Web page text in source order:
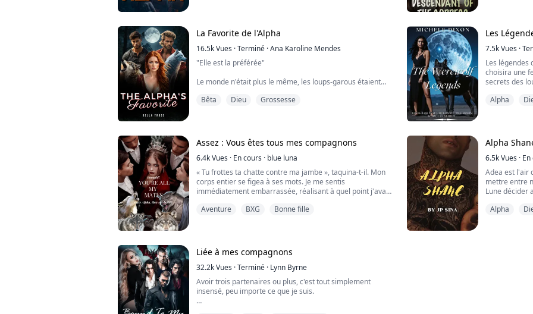
condamnées, Alana, une jeune sorcière orpheline sans
magie, se retrouve impliquée...
La Favorite de l'Alpha
16.5kVues ·Terminé ·Ana Karoline Mendes
"Elle est la préférée"
Le monde n'était plus le même, les loups-garous étaient
n'était pas différent pour Susan. Une belle femme au corps
en un sourire espiègle....
Bêta Dieu Grossesse
Les
7.5kVues ·
Les légendes
choisira une
secrets des
et soit
Alpha
Assez : Vous êtes tous mes compagnons
6.4kVues · En cours · blue luna
« Tu frottes ta chatte contre ma jambe », taquina-t-il. Mon
corps entier se figea à ses mots. Je me sentis
immédiatement embarrassée, réalisant à quel point j'avais
sous le choc, ses mains déchirèrent rapidement le devant
Aventure BXG Bonne fille
Alpha
6.5kVues ·
Adea est l'air
mettre entre
Lune décider
chemin.
Alpha
Liée à mes compagnons
32.2kVues ·Terminé · Lynn Byrne
Avoir trois partenaires ou plus, c'est tout simplement
insensé, peu importe ce que je suis.